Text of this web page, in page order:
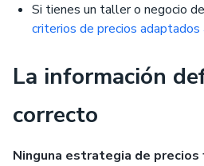
Si tienes un taller o negocio
criterios de precios
La información
correcto
Ninguna estrategia de precios